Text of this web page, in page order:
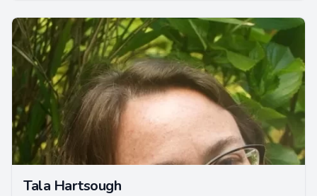
Tala Hartsough